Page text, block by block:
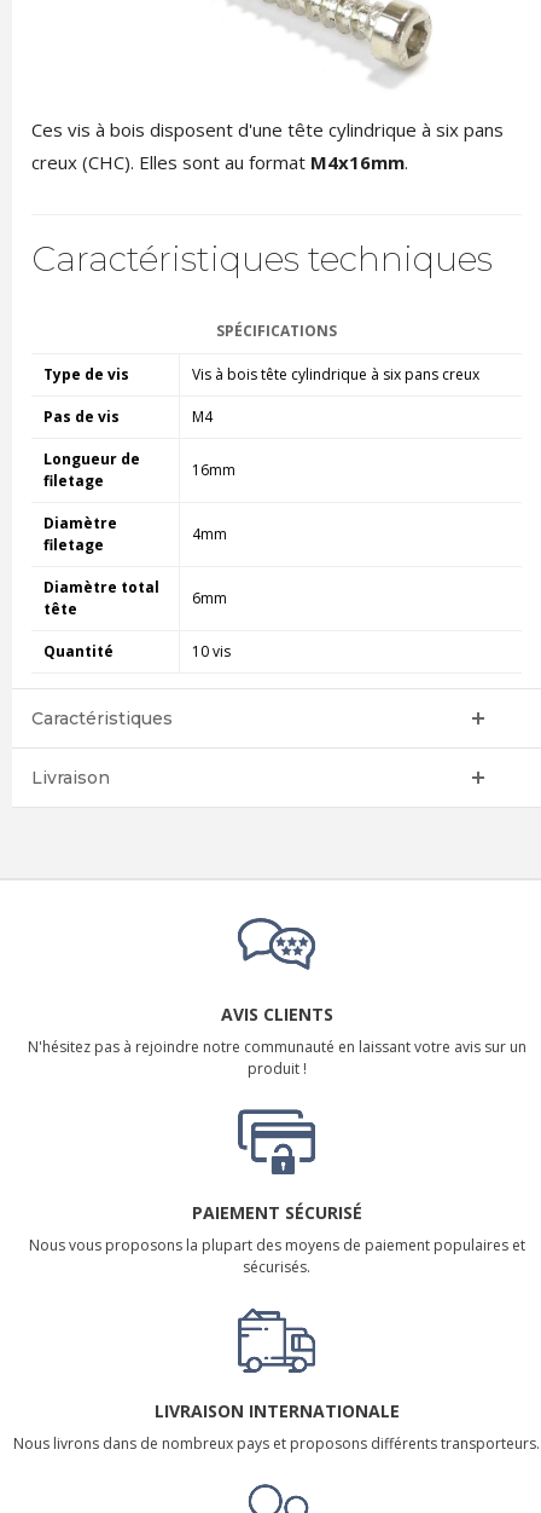
Ces vis à bois disposent d'une tête cylindrique à six pans
creux (CHC). Elles sont au format M4x16mm.
Caractéristiques techniques
SPÉCIFICATIONS
Type de vis Vis à bois tête cylindrique à six pans creux
Pas de vis M4
Longueur de
filetage
16mm
Diamètre
filetage
4mm
Diamètre total
tête
6mm
Quantité 10 vis
Caractéristiques
Livraison
AVIS CLIENTS
N'hésitez pas à rejoindre notre communauté en laissant votre avis sur un
produit !
PAIEMENT SÉCURISÉ
Nous vous proposons la plupart des moyens de paiement populaires et
sécurisés.
LIVRAISON INTERNATIONALE
Nous livrons dans de nombreux pays et proposons différents transporteurs.